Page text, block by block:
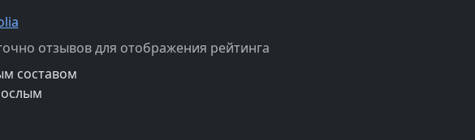
отзывов для отображения рейтинга
составом